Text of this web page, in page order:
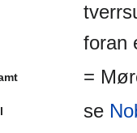
foran
=
se